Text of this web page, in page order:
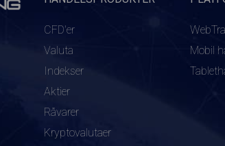
CFD'er
Valuta
Indekser
Aktier
Råvarer
Kryptovalutaer
Mobil